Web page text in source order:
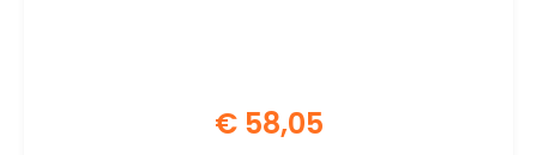
€58,05